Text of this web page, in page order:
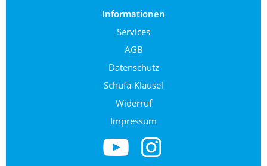
Informationen
Services
AGB
Datenschutz
Schufa-Klausel
Widerruf
Impressum